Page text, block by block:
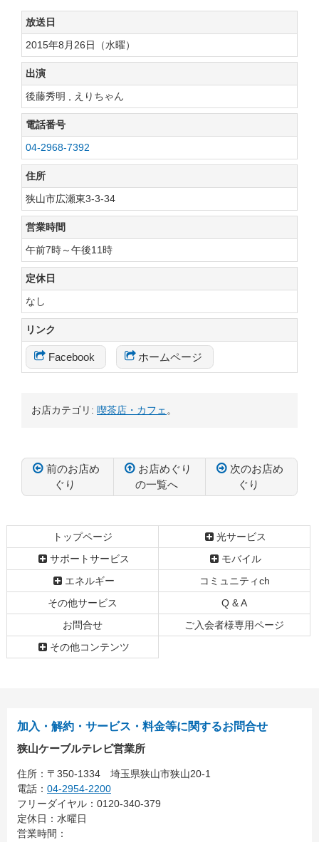
放送日
2015年8月26日（水曜）
出演
後藤秀明 , えりちゃん
電話番号
04-2968-7392
住所
狭山市広瀬東3-3-34
営業時間
午前7時～午後11時
定休日
なし
リンク
Facebook ホームページ
お店カテゴリ: 喫茶店・カフェ 。
前のお店め
ぐり
お店めぐり
の一覧へ
次のお店め
ぐり
ン
文
頭
の
へ
トップページ
光サービス
サポートサービス
モバイル
エネルギー
コミュニティch
その他サービス
Q & A
お問合せ
ご入会者様専用ページ
その他コンテンツ
加入・解約・サービス・料金等に関するお問合せ
狭山ケーブルテレビ営業所
住所： 〒350-1334 埼玉県狭山市狭山20-1
電話： 04-2954-2200
フリーダイヤル：0120-340-379
定休日：水曜日
営業時間：